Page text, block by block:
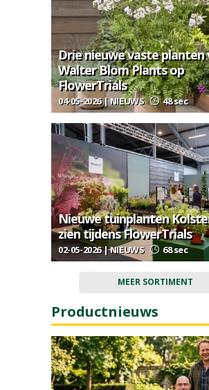
Drie nieuwe vaste planten
Walter Blom Plants op
FlowerTrials
04-05-2026 | NIEUWS 48 sec
Nieuwe tuinplanten
zien tijdens FlowerTrials
02-05-2026 | NIEUWS 68 sec
MEER SORTIMENT
Productnieuws